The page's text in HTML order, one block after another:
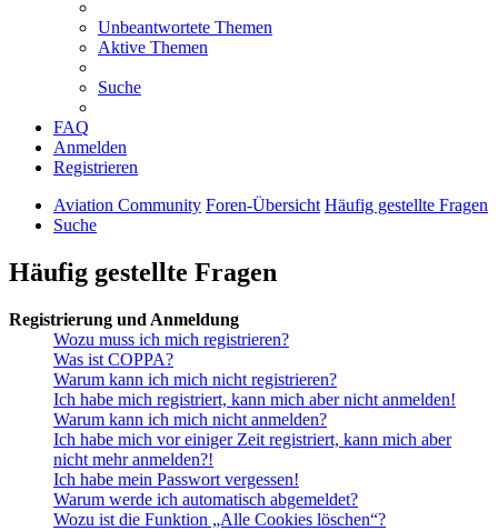
Unbeantwortete Themen
Aktive Themen
Suche
FAQ
Anmelden
Registrieren
Aviation Community Foren-Übersicht Häufig gestellte Fragen
Suche
Häufig gestellte Fragen
Registrierung und Anmeldung
Wozu muss ich mich registrieren?
Was ist COPPA?
Warum kann ich mich nicht registrieren?
Ich habe mich registriert, kann mich aber nicht anmelden!
Warum kann ich mich nicht anmelden?
Ich habe mich vor einiger Zeit registriert, kann mich aber
nicht mehr anmelden?!
Ich habe mein Passwort vergessen!
Warum werde ich automatisch abgemeldet?
Wozu ist die Funktion „Alle Cookies löschen“?